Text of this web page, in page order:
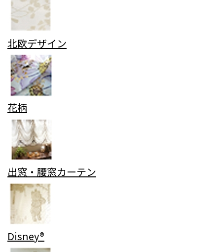
北欧デザイン
花柄
出窓・腰窓カーテン
Disney®